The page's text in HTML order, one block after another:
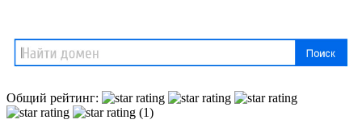
Общий рейтинг:
(1)